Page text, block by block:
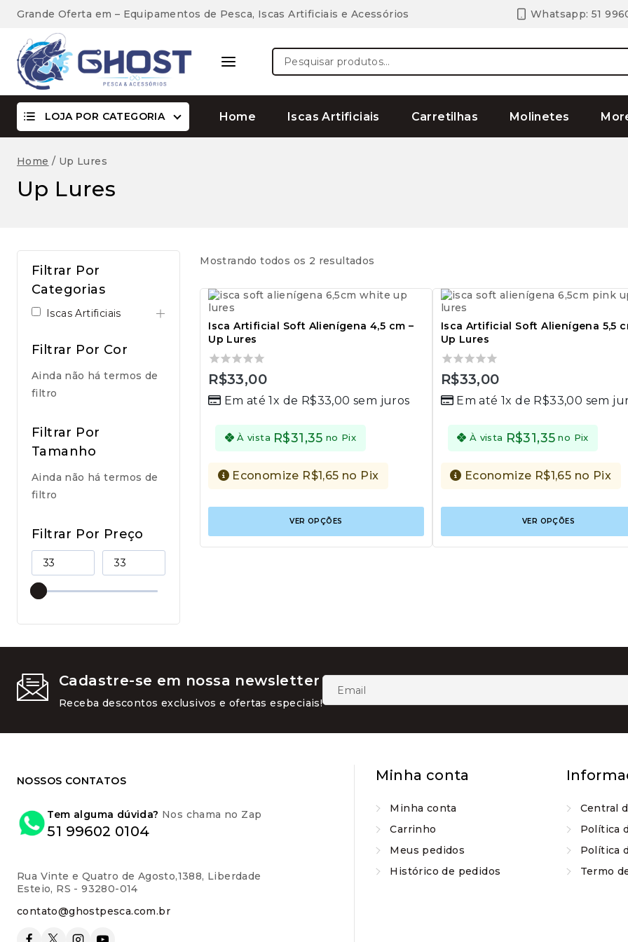
Grande Oferta em – Equipamentos de Pesca, Iscas Artificiais e Acessórios Whatsapp: 51
Pesquisar
por:
LOJA POR CATEGORIA Home Iscas Artificiais Carretilhas Molinetes
Home / Up Lures
Up Lures
Mostrando todos os 2 resultados
Isca Artificial Soft Alienígena 4,5 cm –
Up Lures
0
of
R$33,00
Em até 1x de R$33,00 sem juros
À vista R$31,35 no Pix
Economize R$1,65 no Pix
VER OPÇÕES
tem
várias
produto
Isca Artificial Soft Alienígena 5,5
Up Lures
0
of
R$33,00
Em até 1x de R$33,00 sem
À vista R$31,35 no Pix
Economize R$1,65 no Pix
VER OPÇÕES
Filtrar Por
Categorias
Iscas Artificiais
Filtrar Por Cor
Ainda não há termos de
filtro
Filtrar Por
Tamanho
Ainda não há termos de
filtro
Filtrar Por Preço
Cadastre-se em nossa newsletter
Receba descontos exclusivos e ofertas especiais!
NOSSOS CONTATOS
Tem alguma dúvida? Nos chama no Zap
51 99602 0104
Rua Vinte e Quatro de Agosto,1388, Liberdade
Esteio, RS - 93280-014
contato@ghostpesca.com.br
Minha conta
Minha conta
Carrinho
Meus pedidos
Histórico de pedidos
Central
Política
Política
Termo